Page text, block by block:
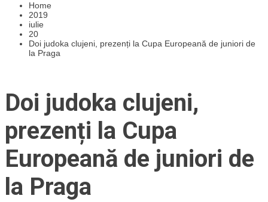
Home
2019
iulie
20
Doi judoka clujeni, prezenți la Cupa Europeană de juniori de
la Praga
Doi judoka clujeni,
prezenți la Cupa
Europeană de juniori de
la Praga